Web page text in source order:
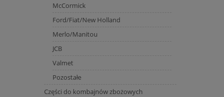
McCormick
Ford/Fiat/New Holland
Merlo/Manitou
JCB
Valmet
Pozostałe
Części do kombajnów zbożowych